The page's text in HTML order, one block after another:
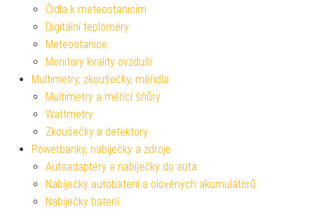
Čidla k meteostanicím
Digitální teploměry
Meteostanice
Monitory kvality ovzduší
Multimetry, zkoušečky, měřidla
Multimetry a měřící šňůry
Wattmetry
Zkoušečky a detektory
Powerbanky, nabíječky a zdroje
Autoadaptéry a nabíječky do auta
Nabíječky autobaterií a olověných akumulátorů
Nabíječky baterií